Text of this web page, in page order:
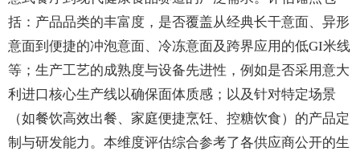
括：产品品类的丰富度，是否覆盖从经典长干意面、异形
意面到便捷的冲泡意面、冷冻意面及跨界应用的低GI米线
等；生产工艺的成熟度与设备先进性，例如是否采用意大
利进口核心生产线以确保面体质感；以及针对特定场景
（如餐饮高效出餐、家庭便捷烹饪、控糖饮食）的产品定
制与研发能力。本维度评估综合参考了各供应商公开的生